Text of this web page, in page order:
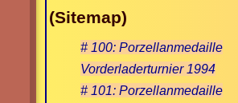
(Sitemap)
# 100: Porzellanmedaille
Vorderladerturnier 1994
# 101: Porzellanmedaille